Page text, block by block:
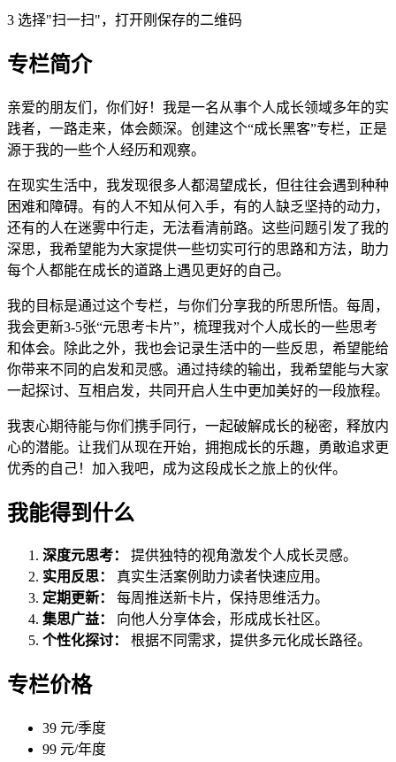
3 选择"扫一扫"，打开刚保存的二维码
专栏简介
亲爱的朋友们，你们好！我是一名从事个人成长领域多年的实
践者，一路走来，体会颇深。创建这个“成长黑客”专栏，正是
源于我的一些个人经历和观察。
在现实生活中，我发现很多人都渴望成长，但往往会遇到种种
困难和障碍。有的人不知从何入手，有的人缺乏坚持的动力，
还有的人在迷雾中行走，无法看清前路。这些问题引发了我的
深思，我希望能为大家提供一些切实可行的思路和方法，助力
每个人都能在成长的道路上遇见更好的自己。
我的目标是通过这个专栏，与你们分享我的所思所悟。每周，
我会更新3-5张“元思考卡片”，梳理我对个人成长的一些思考
和体会。除此之外，我也会记录生活中的一些反思，希望能给
你带来不同的启发和灵感。通过持续的输出，我希望能与大家
一起探讨、互相启发，共同开启人生中更加美好的一段旅程。
我衷心期待能与你们携手同行，一起破解成长的秘密，释放内
心的潜能。让我们从现在开始，拥抱成长的乐趣，勇敢追求更
优秀的自己！加入我吧，成为这段成长之旅上的伙伴。
我能得到什么
深度元思考：
提供独特的视角激发个人成长灵感。
实用反思：
真实生活案例助力读者快速应用。
定期更新：
每周推送新卡片，保持思维活力。
集思广益：
向他人分享体会，形成成长社区。
个性化探讨：
根据不同需求，提供多元化成长路径。
专栏价格
39 元/季度
99 元/年度